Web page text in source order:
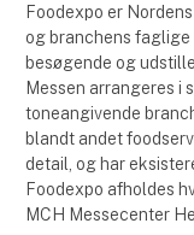
Foodexpo er
og branchens faglige
besøgende og
Messen arrangeres i
toneangivende
blandt andet
detail, og har
Foodexpo afholdes
MCH Messecenter